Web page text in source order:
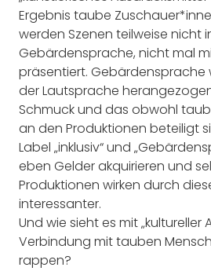
Ergebnis taube
werden Szenen teilweise nicht
Gebärdensprache, nicht mal
präsentiert. Gebärdensprache
der Lautsprache
Schmuck und das obwohl
an den Produktionen beteiligt
Label „inklusiv“ und
eben Gelder akquirieren und
Produktionen wirken durch
interessanter.
Und wie sieht es mit „kultureller
Verbindung mit tauben
rappen?